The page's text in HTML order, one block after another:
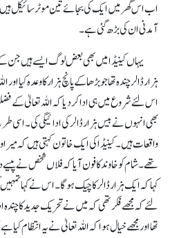
اب اس گھر میں ایک کی بجائے تین موٹر سائیکل
آمدنی ان کی بڑھ گئی ہے۔
یہاں کینیڈا میں بھی بعض لوگ ایسے ہیں جن
ہزار ڈالر چندہ تھا جو بڑھا کے پانچ ہزار کا وعدہ کیا
اس لئے شروع میں ہی ادا کر دیا کہ اللہ تعالیٰ کے
بھی انہوں نے بیس ہزار ڈالر کی ادائیگی کی۔
واقعات ہیں۔ کینیڈا کی ایک خاتون کہتی ہیں کہ میرا
تھے۔ شام کو خاوند کا فون آیا کہ فلاں شخص نے
کہا کہ ایک ہزار ڈالر کا چیک ہو گا۔ اس نے کہا
لئے کہ مجھے فکر تھی کہ میں نے تحریک جدید کا چندہ
تھا اور مجھے خیال ہوا کہ اللہ تعالیٰ نے یہ انتظام کیا